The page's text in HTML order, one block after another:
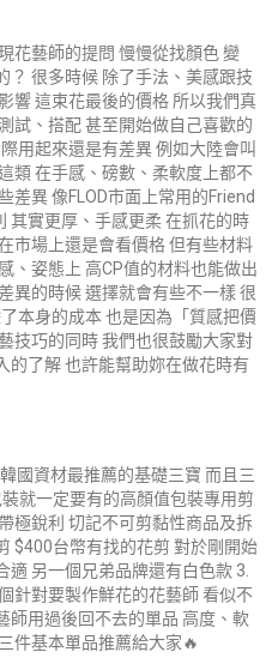
花藝師的提問 慢慢從找顏色 變
？ 很多時候 除了手法、美感跟技
響 這束花最後的價格 所以我們真
試、搭配 甚至開始做自己喜歡的
用起來還是有差異 例如大陸會叫
類 在手感、磅數、柔軟度上都不
差異 像FLOD市面上常用的Friend
其實更厚、手感更柔 在抓花的時
市場上還是會看價格 但有些材料
、姿態上 高CP值的材料也能做出
異的時候 選擇就會有些不一樣 很
本身的成本 也是因為「質感把價
技巧的同時 我們也很鼓勵大家對
的了解 也許能幫助妳在做花時有